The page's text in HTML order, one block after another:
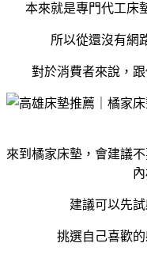
本來就是專門代工床
所以從還沒有網
對於消費者來說，
來到橘家床墊，會建議
建議可以先
挑選自己喜歡